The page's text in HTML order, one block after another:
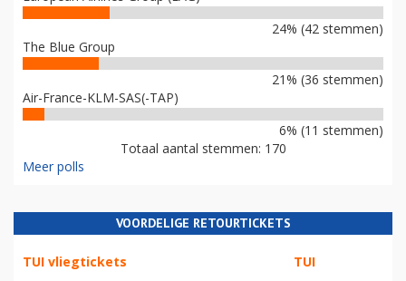
24% (42 stemmen)
The Blue Group
21% (36 stemmen)
Air-France-KLM-SAS(-TAP)
6% (11 stemmen)
Totaal aantal stemmen: 170
Meer polls
VOORDELIGE RETOURTICKETS
TUI vliegtickets TUI